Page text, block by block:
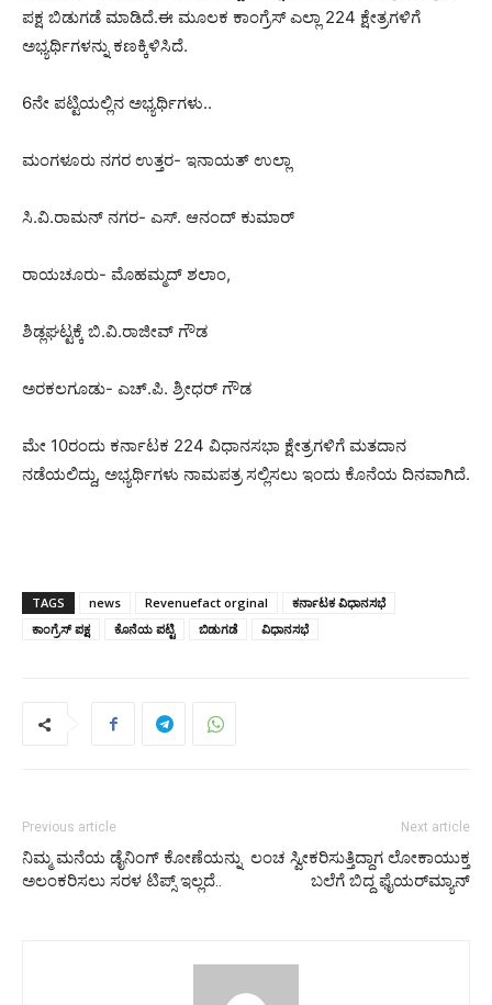
ಪಕ್ಷ ಬಿಡುಗಡೆ ಮಾಡಿದೆ.ಈ ಮೂಲಕ ಕಾಂಗ್ರೆಸ್​ ಎಲ್ಲಾ 224 ಕ್ಷೇತ್ರಗಳಿಗೆ
ಅಭ್ಯರ್ಥಿಗಳನ್ನು ಕಣಕ್ಕಿಳಿಸಿದೆ.
6ನೇ ಪಟ್ಟಿಯಲ್ಲಿನ ಅಭ್ಯರ್ಥಿಗಳು..
ಮಂಗಳೂರು ನಗರ ಉತ್ತರ- ಇನಾಯತ್‌ ಉಲ್ಲಾ
ಸಿ.ವಿ.ರಾಮನ್‌ ನಗರ- ಎಸ್‌. ಆನಂದ್‌ ಕುಮಾರ್‌
ರಾಯಚೂರು- ಮೊಹಮ್ಮದ್‌ ಶಲಾಂ,
ಶಿಡ್ಲಘಟ್ಟಕ್ಕೆ ಬಿ.ವಿ.ರಾಜೀವ್‌ ಗೌಡ
ಅರಕಲಗೂಡು- ಎಚ್.ಪಿ. ಶ್ರೀಧರ್‌ ಗೌಡ
ಮೇ 10ರಂದು ಕರ್ನಾಟಕ 224 ವಿಧಾನಸಭಾ ಕ್ಷೇತ್ರಗಳಿಗೆ ಮತದಾನ
ನಡೆಯಲಿದ್ದು, ಅಭ್ಯರ್ಥಿಗಳು ನಾಮಪತ್ರ ಸಲ್ಲಿಸಲು ಇಂದು ಕೊನೆಯ ದಿನವಾಗಿದೆ.
TAGS news Revenuefact orginal
ಕರ್ನಾಟಕ ವಿಧಾನಸಭೆ
ಕಾಂಗ್ರೆಸ್​ ಪಕ್ಷ
ಕೊನೆಯ ಪಟ್ಟಿ ಬಿಡುಗಡೆ ವಿಧಾನಸಭೆ
Previous article
ನಿಮ್ಮ ಮನೆಯ ಡೈನಿಂಗ್ ಕೋಣೆಯನ್ನು
ಅಲಂಕರಿಸಲು ಸರಳ ಟಿಪ್ಸ್ ಇಲ್ಲದೆ..
Next article
ಲಂಚ ಸ್ವೀಕರಿಸುತ್ತಿದ್ದಾಗ ಲೋಕಾಯುಕ್ತ
ಬಲೆಗೆ ಬಿದ್ದ ಫೈಯರ್‌ಮ್ಯಾನ್